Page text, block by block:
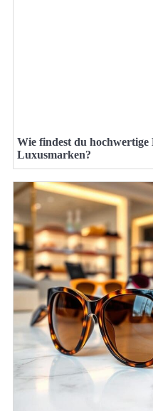
Wie findest du hochwertige
Luxusmarken?